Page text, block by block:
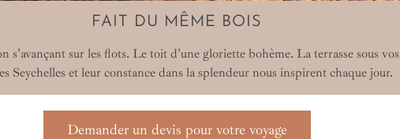
FAIT DU MÊME BOIS
s'avançant sur les flots. Le toit d'une gloriette bohème. La terrasse sous vos
Seychelles et leur constance dans la splendeur nous inspirent chaque jour.
Demander un devis pour votre voyage